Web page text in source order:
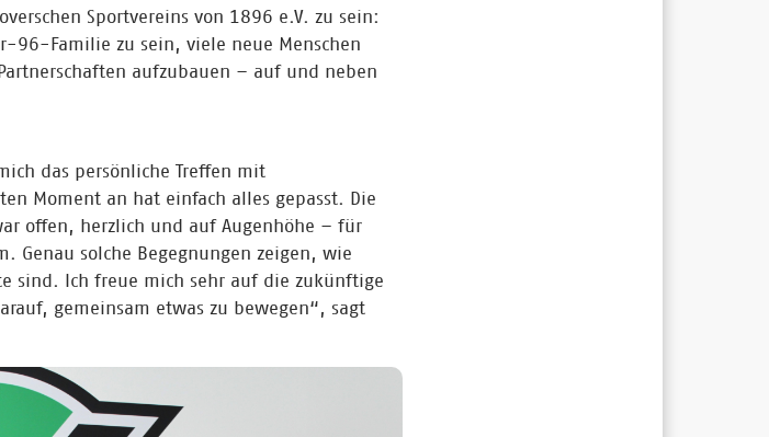
Sportvereins von 1896 e.V. zu sein:
96-Familie zu sein, viele neue Menschen
aufzubauen – auf und neben
das persönliche Treffen mit
Moment an hat einfach alles gepasst. Die
offen, herzlich und auf Augenhöhe – für
Genau solche Begegnungen zeigen, wie
sind. Ich freue mich sehr auf die zukünftige
gemeinsam etwas zu bewegen“, sagt